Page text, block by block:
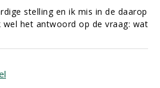
stelling en ik mis in de daarop
wel het antwoord op de vraag: wat